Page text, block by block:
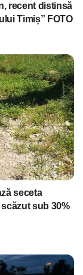
recent distinsă
Timiș” FOTO
seceta
sub 30%